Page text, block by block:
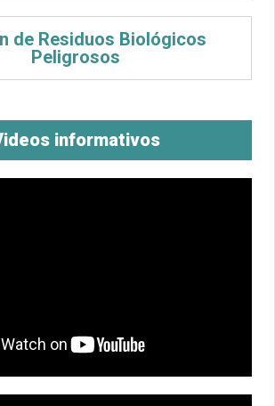
de Residuos Biológicos
Peligrosos
informativos